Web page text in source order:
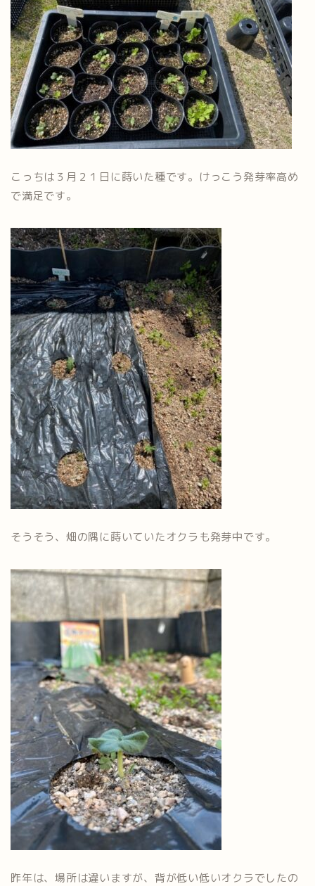
こっちは３月２１日に蒔いた種です。けっこう発芽率高め
で満足です。
そうそう、畑の隅に蒔いていたオクラも発芽中です。
昨年は、場所は違いますが、背が低い低いオクラでしたの